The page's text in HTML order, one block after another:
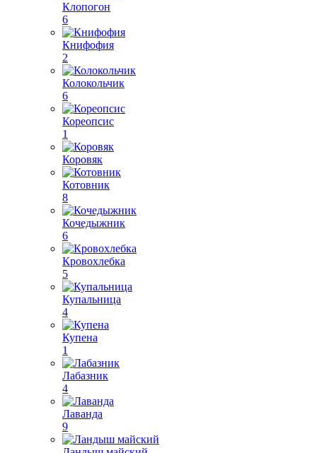
Клопогон
6
Книфофия
2
Колокольчик
6
Кореопсис
1
Коровяк
Котовник
8
Кочедыжник
6
Кровохлебка
5
Купальница
4
Купена
1
Лабазник
4
Лаванда
9